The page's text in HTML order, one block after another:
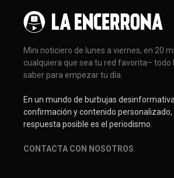
Mini noticiero de lunes a viernes, en 20
cualquiera que sea tu red favorita– todo
saber para empezar tu día.
En un mundo de burbujas
confirmación y contenido personalizado,
respuesta posible es el periodismo.
CONTACTA CON NOSOTROS